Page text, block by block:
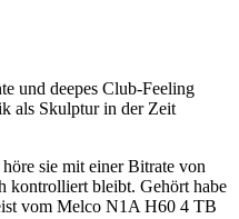
und deepes Club-Feeling
als Skulptur in der Zeit
sie mit einer Bitrate von
kontrolliert bleibt. Gehört habe
vom Melco N1A H60 4 TB